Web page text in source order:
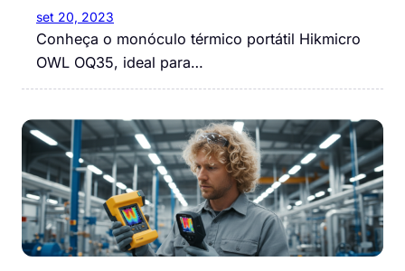
set 20, 2023
Conheça o monóculo térmico portátil Hikmicro
OWL OQ35, ideal para…